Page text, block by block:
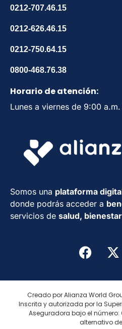
0212-707.46.15
0212-626.46.15
0212-750.64.15
0800-468.76.38
Horario de atención:
Lunes a viernes de 9:00
Somos una plataforma
donde podrás acceder a
servicios de salud,
Creado por Alianza World
Inscrita y autorizada por la
Aseguradora bajo el
alternativo